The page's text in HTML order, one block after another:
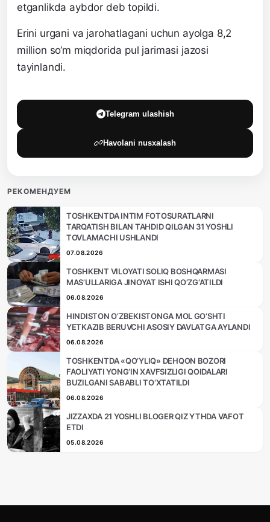
etganlikda aybdor deb topildi.
Erini urgani va jarohatlagani uchun ayolga 8,2
million so‘m miqdorida pul jarimasi jazosi
tayinlandi.
Telegram ulashish
Havolani nusxalash
РЕКОМЕНДУЕМ
TOSHKENTDA INTIM FOTOSURATLARNI
TARQATISH BILAN TAHDID QILGAN 31 YOSHLI
TOVLAMACHI USHLANDI
07.08.2026
TOSHKENT VILOYATI SOLIQ BOSHQARMASI
MAS’ULLARIGA JINOYAT ISHI QO‘ZG‘ATILDI
06.08.2026
HINDISTON O‘ZBEKISTONGA MOL GO‘SHTI
YETKAZIB BERUVCHI ASOSIY DAVLATGA AYLANDI
06.08.2026
TOSHKENTDA «QO‘YLIQ» DEHQON BOZORI
FAOLIYATI YONG‘IN XAVFSIZLIGI QOIDALARI
BUZILGANI SABABLI TO‘XTATILDI
06.08.2026
JIZZAXDA 21 YOSHLI BLOGER QIZ YTHDA VAFOT
ETDI
05.08.2026